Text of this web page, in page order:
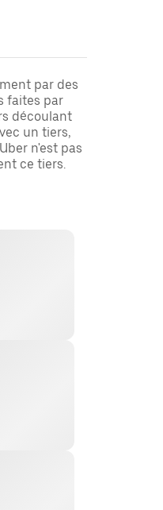
par des
faites par
découlant
un tiers,
n'est pas
ce tiers.